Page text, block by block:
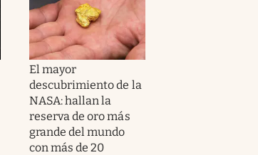
El mayor
descubrimiento de la
NASA: hallan la
reserva de oro más
grande del mundo
con más de 20